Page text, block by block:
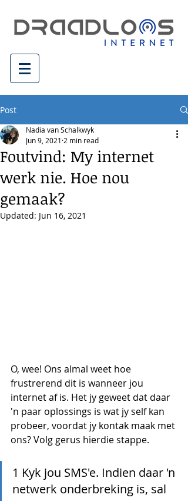
Post
Foutvind: My internet
werk nie. Hoe nou
gemaak?
Nadia van Schalkwyk
Jun 9, 2021 2 min read
Updated: Jun 16, 2021
O, wee! Ons almal weet hoe
frustrerend dit is wanneer jou
internet af is. Het jy geweet dat daar
'n paar oplossings is wat jy self kan
probeer, voordat jy kontak maak met
ons? Volg gerus hierdie stappe.
1 Kyk jou SMS'e. Indien daar 'n
netwerk onderbreking is, sal